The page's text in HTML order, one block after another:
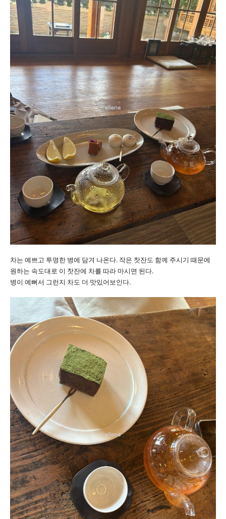
차는 예쁘고 투명한 병에 담겨 나온다. 작은 찻잔도 함께 주시기 때문에
원하는 속도대로 이 찻잔에 차를 따라 마시면 된다.
병이 예뻐서 그런지 차도 더 맛있어보인다.